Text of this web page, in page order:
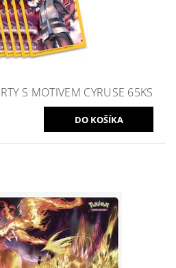
S MOTIVEM CYRUSE 65KS